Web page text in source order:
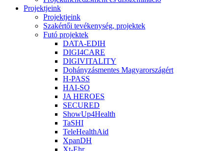
Projektjeink
Projektjeink
Szakértői tevékenység, projektek
Futó projektek
DATA-EDIH
DIGI4CARE
DIGIVITALITY
Dohányzásmentes Magyarországért
H-PASS
HAI-SO
JA HEROES
SECURED
ShowUp4Health
TaSHI
TeleHealthAid
XpanDH
Xt-Ehr